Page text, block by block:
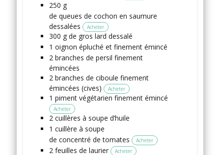
250 g
de queues de cochon en saumure
dessalées
Acheter
300 g de gros lard dessalé
1 oignon épluché et finement émincé
2 branches de persil finement
émincées
2 branches de ciboule finement
émincées (cives)
Acheter
1 piment végétarien finement émincé
Acheter
2 cuillères à soupe d’huile
1 cuillère à soupe
de concentré de tomates
Acheter
2 feuilles de laurier Acheter